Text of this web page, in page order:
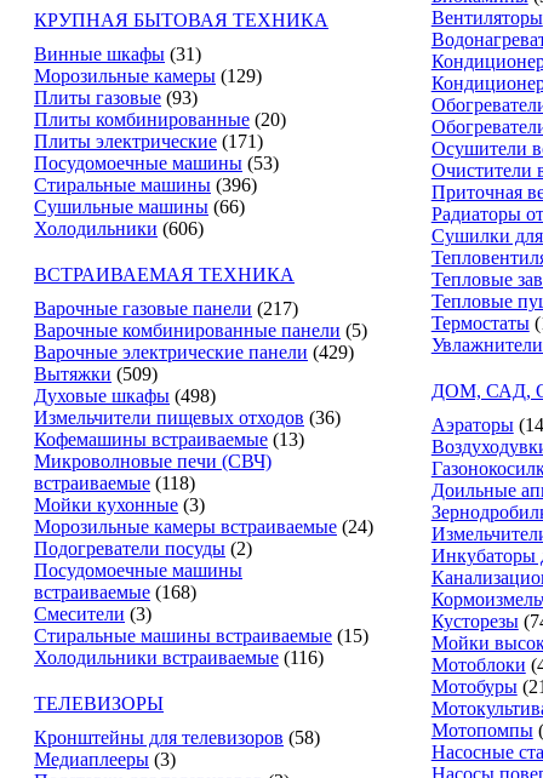
КРУПНАЯ БЫТОВАЯ ТЕХНИКА
Винные шкафы (31)
Морозильные камеры (129)
Плиты газовые (93)
Плиты комбинированные (20)
Плиты электрические (171)
Посудомоечные машины (53)
Стиральные машины (396)
Сушильные машины (66)
Холодильники (606)
ВСТРАИВАЕМАЯ ТЕХНИКА
Варочные газовые панели (217)
Варочные комбинированные панели (5)
Варочные электрические панели (429)
Вытяжки (509)
Духовые шкафы (498)
Измельчители пищевых отходов (36)
Кофемашины встраиваемые (13)
Микроволновые печи (СВЧ)
встраиваемые (118)
Мойки кухонные (3)
Морозильные камеры встраиваемые (24)
Подогреватели посуды (2)
Посудомоечные машины
встраиваемые (168)
Смесители (3)
Стиральные машины встраиваемые (15)
Холодильники встраиваемые (116)
ТЕЛЕВИЗОРЫ
Кронштейны для телевизоров (58)
Медиаплееры (3)
Вентиляторы
Осушители
Очистители
Приточная
Радиаторы
Сушилки
Тепловые
Тепловые
Термостаты
ДОМ, САД,
Аэраторы
Доильные
Инкубаторы
Кусторезы
Мойки
Мотоблоки
Мотобуры
Мотопомпы
Насосные
Насосы